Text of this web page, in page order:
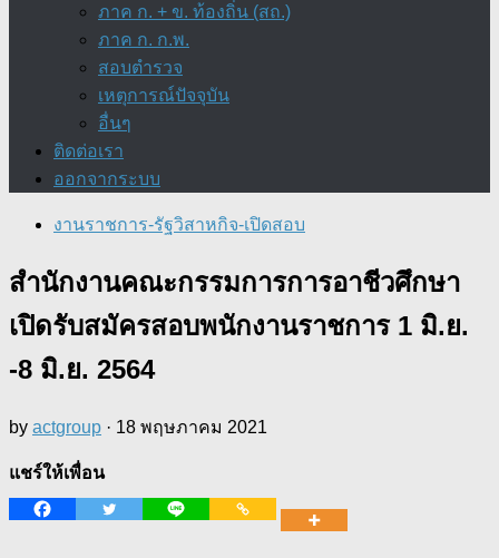
ภาค ก. + ข. ท้องถิ่น (สถ.)
ภาค ก. ก.พ.
สอบตำรวจ
เหตุการณ์ปัจจุบัน
อื่นๆ
ติดต่อเรา
ออกจากระบบ
งานราชการ-รัฐวิสาหกิจ-เปิดสอบ
สำนักงานคณะกรรมการการอาชีวศึกษา
เปิดรับสมัครสอบพนักงานราชการ 1 มิ.ย.
-8 มิ.ย. 2564
by actgroup · 18 พฤษภาคม 2021
แชร์ให้เพื่อน